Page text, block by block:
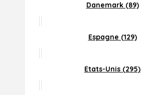
Danemark (89)
Espagne (129)
Etats-Unis (295)